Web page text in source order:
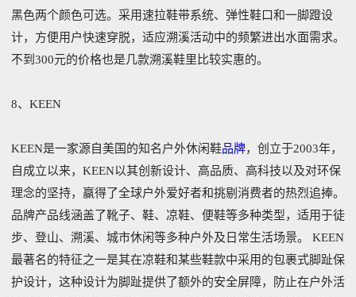
黑色两个颜色可选。采用速拉鞋带系统、弹性鞋口和一脚蹬设
计，方便用户快速穿脱，适应溯溪活动中的频繁进出水面需求。
不到300元的价格也是几款溯溪鞋里比较实惠的。
8、KEEN
KEEN是一家源自美国的知名户外休闲鞋品牌，创立于2003年，
自成立以来，KEEN以其创新设计、高品质、高科技以及对环保
理念的坚持，赢得了全球户外爱好者和挑剔消费者的热烈追捧。
品牌产品线涵盖了靴子、鞋、凉鞋、便鞋等多种类型，适用于徒
步、登山、溯溪、城市休闲等多种户外及日常生活场景。 KEEN
最著名的特征之一是其在凉鞋和某些鞋款中采用的包裹式脚趾保
护设计，这种设计为脚趾提供了额外的安全屏障，防止在户外活